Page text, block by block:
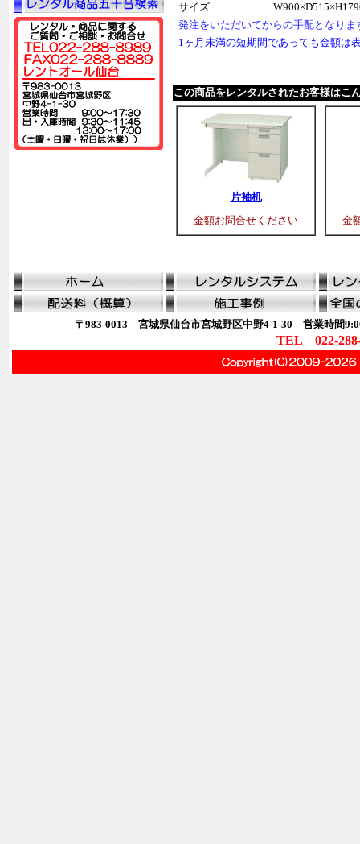
サイズ
発注をいただいてからの手配となり
1ヶ月未満の短期間であっても金額は
この商品をレンタルされたお客様はこ
片袖机
金額お問合せください
金
〒983-0013 宮城県仙台市宮城野区中野4-1-30 営業時間
TEL 022-